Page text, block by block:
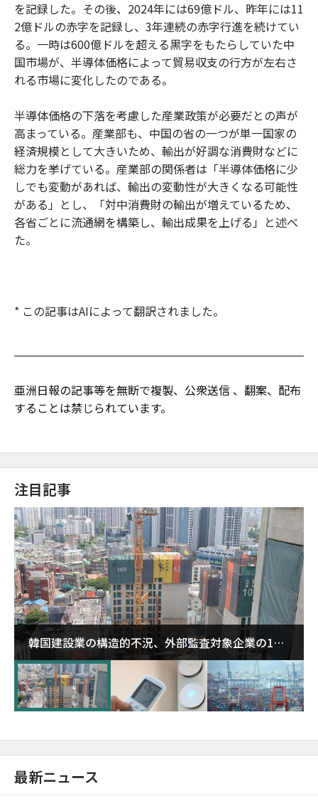
を記録した。その後、2024年には69億ドル、昨年には11
2億ドルの赤字を記録し、3年連続の赤字行進を続けてい
る。一時は600億ドルを超える黒字をもたらしていた中
国市場が、半導体価格によって貿易収支の行方が左右さ
れる市場に変化したのである。
半導体価格の下落を考慮した産業政策が必要だとの声が
高まっている。産業部も、中国の省の一つが単一国家の
経済規模として大きいため、輸出が好調な消費財などに
総力を挙げている。産業部の関係者は「半導体価格に少
しでも変動があれば、輸出の変動性が大きくなる可能性
がある」とし、「対中消費財の輸出が増えているため、
各省ごとに流通網を構築し、輸出成果を上げる」と述べ
た。
* この記事はAIによって翻訳されました。
亜洲日報の記事等を無断で複製、公衆送信 、翻案、配布
することは禁じられています。
注目記事
韓国建設業の構造的不況、外部監査対象企業の1割
超が「ゾンビ企業」に…5年で2.8倍増
最新ニュース